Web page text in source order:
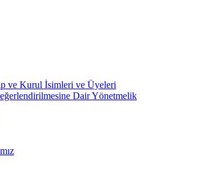
ve Kurul İsimleri ve Üyeleri
Dair Yönetmelik